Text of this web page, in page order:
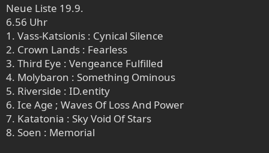
Neue Liste 19.9.
6.56 Uhr
1. Vass-Katsionis : Cynical Silence
2. Crown Lands : Fearless
3. Third Eye : Vengeance Fulfilled
4. Molybaron : Something Ominous
5. Riverside : ID.entity
6. Ice Age ; Waves Of Loss And Power
7. Katatonia : Sky Void Of Stars
8. Soen : Memorial